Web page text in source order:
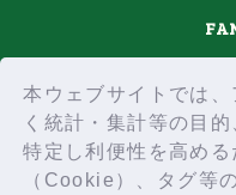
本ウェブサイトでは
く統計・集計等の目
特定し利便性を高め
（Cookie）、タグ等
原因は自分にある。
プライバシーポリシー ご利用規約